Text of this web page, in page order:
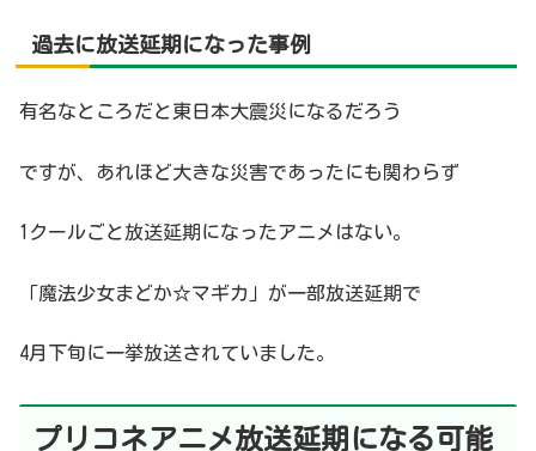
過去に放送延期になった事例
有名なところだと東日本大震災になるだろう
ですが、あれほど大きな災害であったにも関わらず
1クールごと放送延期になったアニメはない。
「魔法少女まどか☆マギカ」が一部放送延期で
4月下旬に一挙放送されていました。
プリコネアニメ放送延期になる可能